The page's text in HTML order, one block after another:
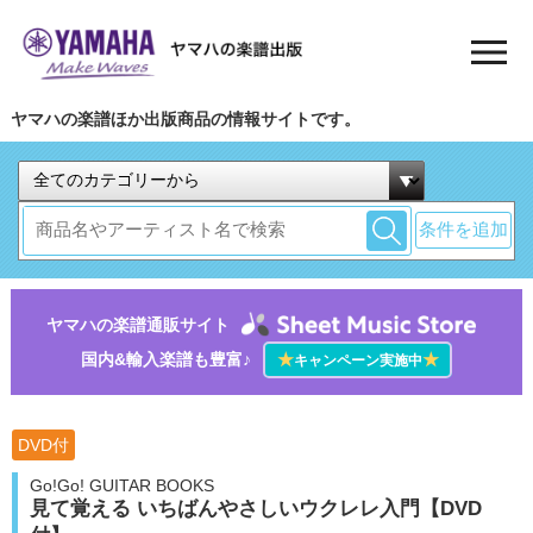
ヤマハの楽譜ほか出版商品の情報サイトです。
条件を追加
ヤマハの楽譜通販サイト
国内&輸入楽譜も豊富♪
★キャンペーン実施中★
DVD付
Go!Go! GUITAR BOOKS
見て覚える いちばんやさしいウクレレ入門【DVD